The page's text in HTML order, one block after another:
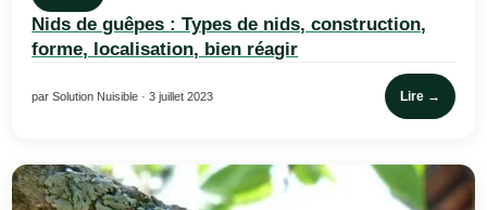
Nids de guêpes : Types de nids, construction,
forme, localisation, bien réagir
par Solution Nuisible · 3 juillet 2023 Lire →